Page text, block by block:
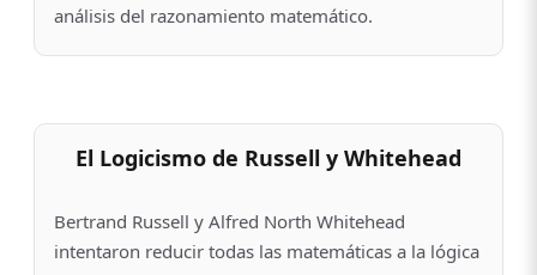
análisis del razonamiento matemático.
El Logicismo de Russell y Whitehead
Bertrand Russell y Alfred North Whitehead
intentaron reducir todas las matemáticas a la lógica